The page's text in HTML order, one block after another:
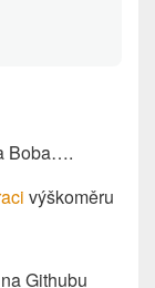
Boba….
výškoměru
Githubu